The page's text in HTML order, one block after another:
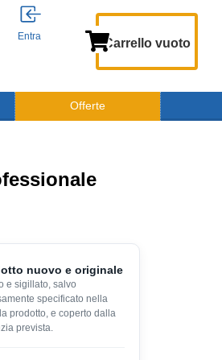
Entra Carrello vuoto
Offerte
nuovo e originale
e sigillato, salvo
specificato nella
prodotto, e coperto dalla
prevista.